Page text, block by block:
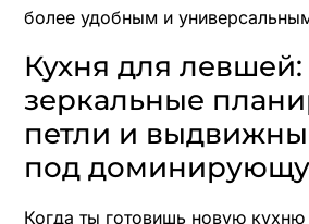
более удобным и
Кухня для левшей:
зеркальные
петли и
под
Когда ты готовишь новую кухню